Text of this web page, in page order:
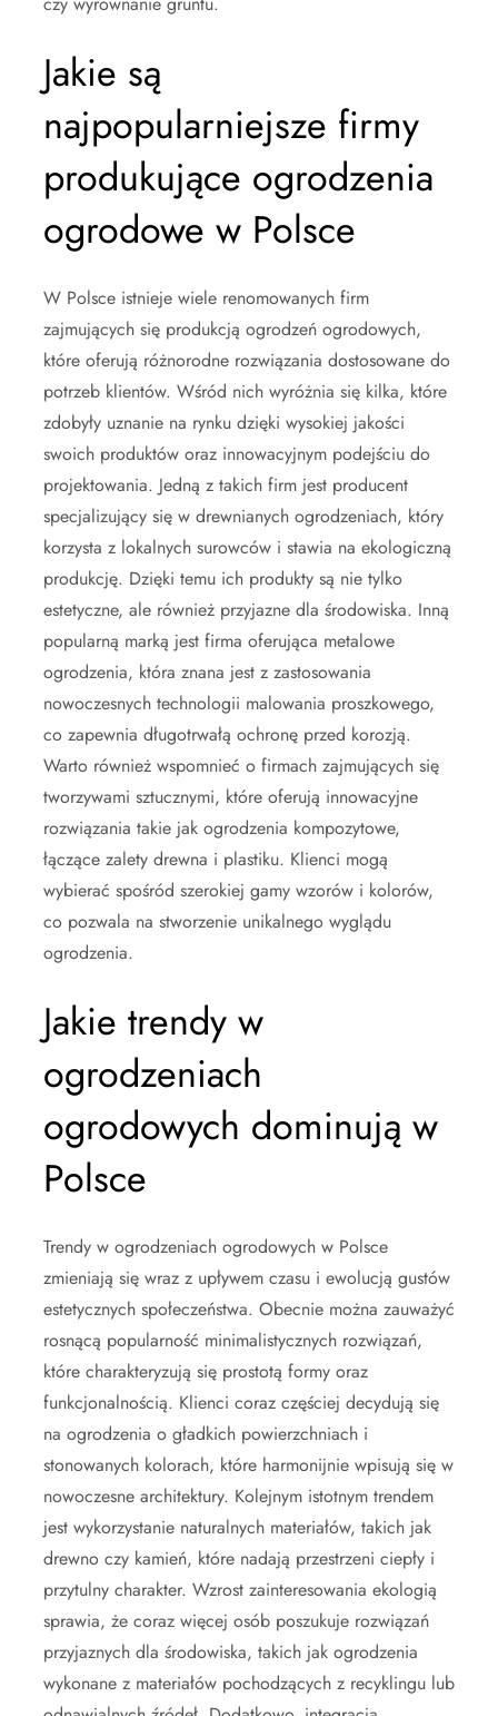
Jakie są
najpopularniejsze firmy
produkujące ogrodzenia
ogrodowe w Polsce
W Polsce istnieje wiele renomowanych firm
zajmujących się produkcją ogrodzeń ogrodowych,
które oferują różnorodne rozwiązania dostosowane do
potrzeb klientów. Wśród nich wyróżnia się kilka, które
zdobyły uznanie na rynku dzięki wysokiej jakości
swoich produktów oraz innowacyjnym podejściu do
projektowania. Jedną z takich firm jest producent
specjalizujący się w drewnianych ogrodzeniach, który
korzysta z lokalnych surowców i stawia na ekologiczną
produkcję. Dzięki temu ich produkty są nie tylko
estetyczne, ale również przyjazne dla środowiska. Inną
popularną marką jest firma oferująca metalowe
ogrodzenia, która znana jest z zastosowania
nowoczesnych technologii malowania proszkowego,
co zapewnia długotrwałą ochronę przed korozją.
Warto również wspomnieć o firmach zajmujących się
tworzywami sztucznymi, które oferują innowacyjne
rozwiązania takie jak ogrodzenia kompozytowe,
łączące zalety drewna i plastiku. Klienci mogą
wybierać spośród szerokiej gamy wzorów i kolorów,
co pozwala na stworzenie unikalnego wyglądu
ogrodzenia.
Jakie trendy w
ogrodzeniach
ogrodowych dominują w
Polsce
Trendy w ogrodzeniach ogrodowych w Polsce
zmieniają się wraz z upływem czasu i ewolucją gustów
estetycznych społeczeństwa. Obecnie można zauważyć
rosnącą popularność minimalistycznych rozwiązań,
które charakteryzują się prostotą formy oraz
funkcjonalnością. Klienci coraz częściej decydują się
na ogrodzenia o gładkich powierzchniach i
stonowanych kolorach, które harmonijnie wpisują się w
nowoczesne architektury. Kolejnym istotnym trendem
jest wykorzystanie naturalnych materiałów, takich jak
drewno czy kamień, które nadają przestrzeni ciepły i
przytulny charakter. Wzrost zainteresowania ekologią
sprawia, że coraz więcej osób poszukuje rozwiązań
przyjaznych dla środowiska, takich jak ogrodzenia
wykonane z materiałów pochodzących z recyklingu lub